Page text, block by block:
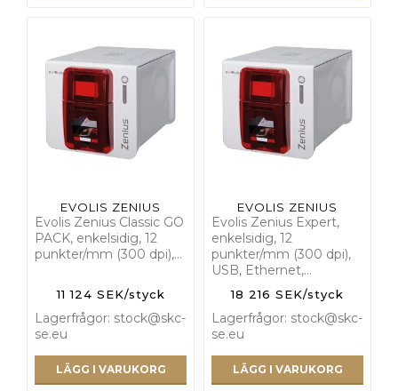
EVOLIS ZENIUS
Evolis Zenius Classic GO
PACK, enkelsidig, 12
punkter/mm (300 dpi),…
11 124 SEK/styck
Lagerfrågor: stock@skc-
se.eu
LÄGG I VARUKORG
EVOLIS ZENIUS
Evolis Zenius Expert,
enkelsidig, 12
punkter/mm (300 dpi),
USB, Ethernet,…
18 216 SEK/styck
Lagerfrågor: stock@skc-
se.eu
LÄGG I VARUKORG